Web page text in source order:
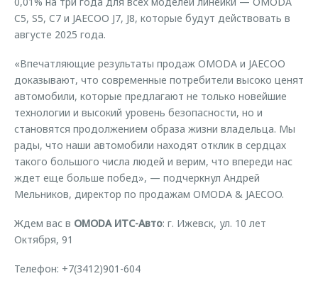
C5, S5, C7 и JAECOO J7, J8, которые будут действовать в
августе 2025 года.
«Впечатляющие результаты продаж OMODA и JAECOO
доказывают, что современные потребители высоко ценят
автомобили, которые предлагают не только новейшие
технологии и высокий уровень безопасности, но и
становятся продолжением образа жизни владельца. Мы
рады, что наши автомобили находят отклик в сердцах
такого большого числа людей и верим, что впереди нас
ждет еще больше побед», — подчеркнул Андрей
Мельников, директор по продажам OMODA & JAECOO.
Ждем вас в OMODA ИТС-Авто: г. Ижевск, ул. 10 лет
Октября, 91
Телефон: +7(3412)901-604